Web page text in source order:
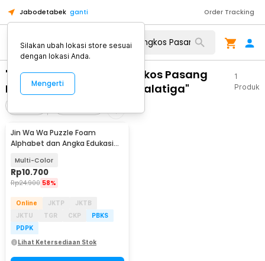
Jabodetabek ganti Order Tracking
"WA 0859 3970 0884 Ongkos Pasang
Kusen Aluminium Besar Salatiga"
1
Produk
Jin Wa Wa Puzzle Foam
Alphabet dan Angka Edukasi
Multi-Color
Rp10.700
Rp24.900 58%
Online JKTP
JKTB
JKTU
TGR CKP
PBKS
PDPK
Lihat Ketersediaan Stok
Silakan ubah lokasi store sesuai
dengan lokasi Anda.
Mengerti